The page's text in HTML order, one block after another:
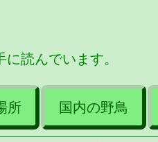
読んでいます。
所 国内の野鳥